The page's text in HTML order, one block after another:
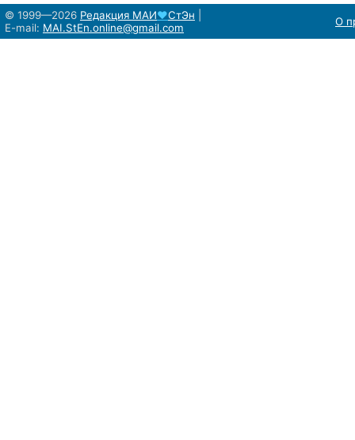
© 1999—2026 Редакция МАИ♥СтЭн
E-mail: MAI.StEn.online@gmail.com О